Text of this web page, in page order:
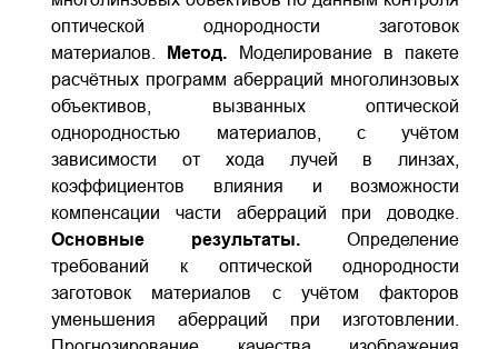
оптической однородности заготовок
материалов.
Метод. Моделирование в пакете
расчётных программ аберраций многолинзовых
объективов, вызванных оптической
однородностью материалов, с учётом
зависимости от хода лучей в линзах,
коэффициентов влияния и возможности
компенсации части аберраций при доводке.
Основные результаты. Определение
требований к оптической однородности
заготовок материалов с учётом факторов
уменьшения аберраций при изготовлении.